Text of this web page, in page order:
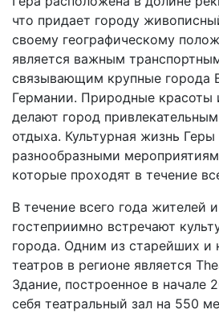
что придает городу
своему географическому
является важным
связывающим крупные города
Германии. Природные красоты
делают город
отдыха. Культурная жизнь
разнообразными
которые проходят в течение
В течение всего года жителей
гостеприимно встречают
города. Одним из старейших и
театров в регионе является
Здание, построенное в начале
себя театральный зал на 550